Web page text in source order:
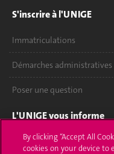
S'inscrire à l'UNIGE
Immatriculations
Démarches administratives
Poser une question
L'UNIGE vous informe
UNIGE Mobile
By clicking “Accept All
cookies on your device to